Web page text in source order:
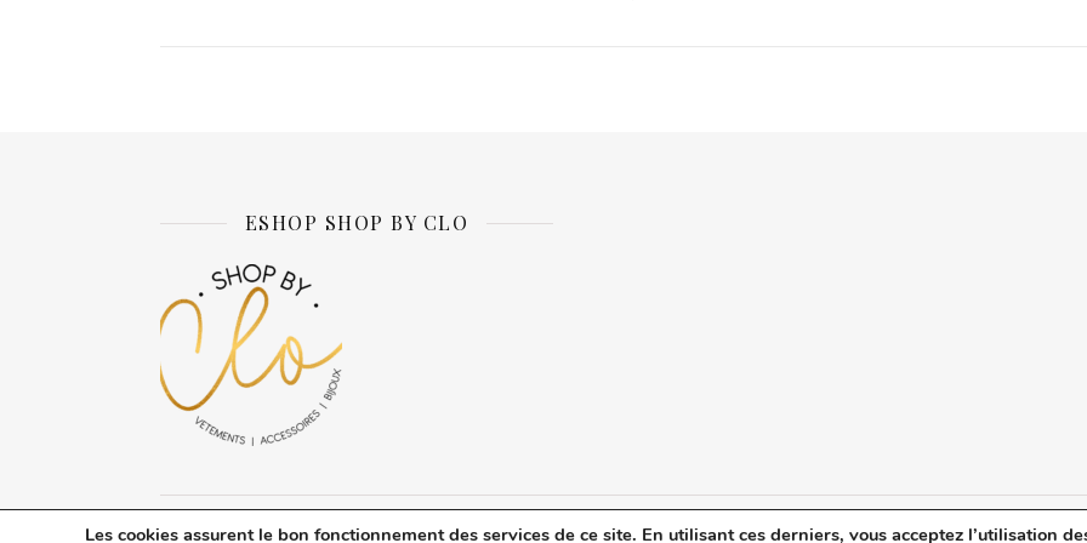
ESHOP SHOP BY CLO
Les cookies assurent le bon fonctionnement des services de ce site. En utilisant ces derniers, vous acceptez l’utilisation